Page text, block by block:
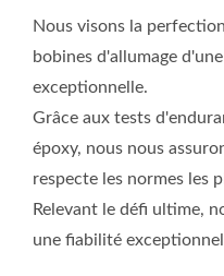
Nous visons la
bobines d'allumage
exceptionnelle.
Grâce aux tests
époxy, nous nous
respecte les normes les
Relevant le défi ultime,
une fiabilité